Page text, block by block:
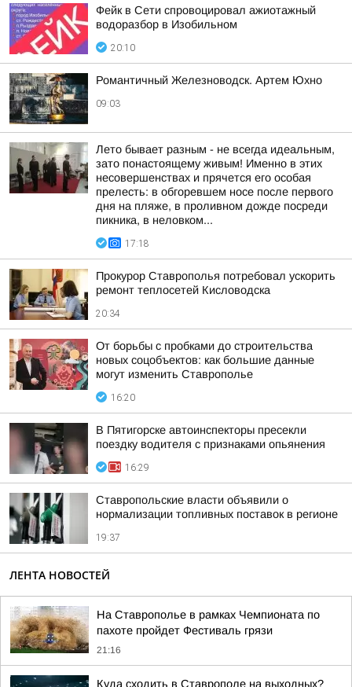
Фейк в Сети спровоцировал ажиотажный
водоразбор в Изобильном
20:10
Романтичный Железноводск. Артем Юхно
09:03
Лето бывает разным - не всегда идеальным,
зато понастоящему живым! Именно в этих
несовершенствах и прячется его особая
прелесть: в обгоревшем носе после первого
дня на пляже, в проливном дожде посреди
пикника, в неловком...
17:18
Прокурор Ставрополья потребовал ускорить
ремонт теплосетей Кисловодска
20:34
От борьбы с пробками до строительства
новых соцобъектов: как большие данные
могут изменить Ставрополье
16:20
В Пятигорске автоинспекторы пресекли
поездку водителя с признаками опьянения
16:29
Ставропольские власти объявили о
нормализации топливных поставок в регионе
19:37
ЛЕНТА НОВОСТЕЙ
На Ставрополье в рамках Чемпионата по
пахоте пройдет Фестиваль грязи
21:16
Куда сходить в Ставрополе на выходных?